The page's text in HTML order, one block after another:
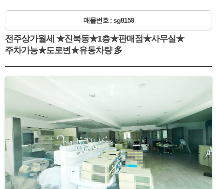
매물번호 : sg8159
전주상가월세 ★진북동★1층★판매점★사무실★
주차가능★도로변★유동차량 多